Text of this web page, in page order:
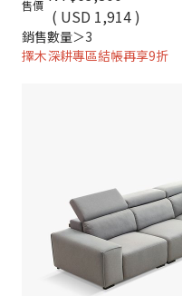
售價
( USD 1,914 )
銷售數量＞3
擇木深耕專區結帳再享9折